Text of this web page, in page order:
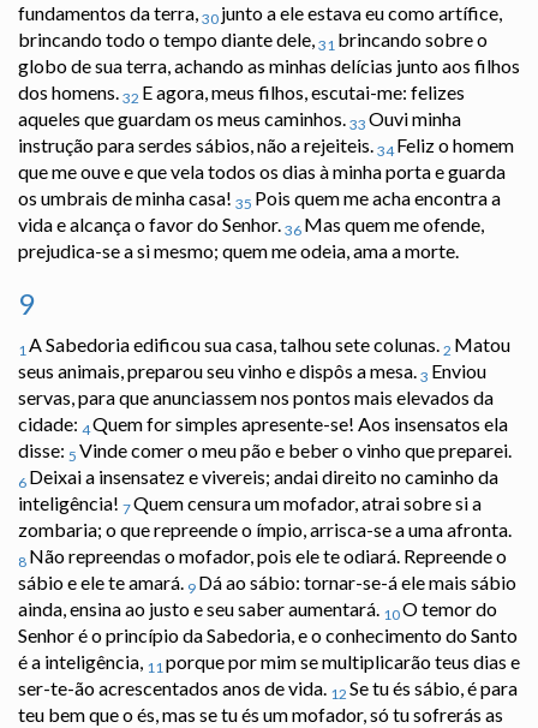
fundamentos da terra, 30 junto a ele estava eu como artífice,
brincando todo o tempo diante dele, 31 brincando sobre o
globo de sua terra, achando as minhas delícias junto aos filhos
dos homens. 32 E agora, meus filhos, escutai-me: felizes
aqueles que guardam os meus caminhos. 33 Ouvi minha
instrução para serdes sábios, não a rejeiteis. 34 Feliz o homem
que me ouve e que vela todos os dias à minha porta e guarda
os umbrais de minha casa! 35 Pois quem me acha encontra a
vida e alcança o favor do Senhor. 36 Mas quem me ofende,
prejudica-se a si mesmo; quem me odeia, ama a morte.
9
1A Sabedoria edificou sua casa, talhou sete colunas. 2 Matou
seus animais, preparou seu vinho e dispôs a mesa. 3 Enviou
servas, para que anunciassem nos pontos mais elevados da
cidade: 4Quem for simples apresente-se! Aos insensatos ela
disse: 5 Vinde comer o meu pão e beber o vinho que preparei.
6 Deixai a insensatez e vivereis; andai direito no caminho da
inteligência! 7Quem censura um mofador, atrai sobre si a
zombaria; o que repreende o ímpio, arrisca-se a uma afronta.
8 Não repreendas o mofador, pois ele te odiará. Repreende o
sábio e ele te amará. 9 Dá ao sábio: tornar-se-á ele mais sábio
ainda, ensina ao justo e seu saber aumentará. 10O temor do
Senhor é o princípio da Sabedoria, e o conhecimento do Santo
é a inteligência, 11porque por mim se multiplicarão teus dias e
ser-te-ão acrescentados anos de vida. 12 Se tu és sábio, é para
teu bem que o és, mas se tu és um mofador, só tu sofrerás as